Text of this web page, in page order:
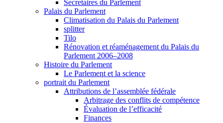
Secretaires du Parlement
Palais du Parlement
Climatisation du Palais du Parlement
splitter
Tilo
Rénovation et réaménagement du Palais du
Parlement 2006–2008
Histoire du Parlement
Le Parlement et la science
portrait du Parlement
Attributions de l’assemblée fédérale
Arbitrage des conflits de compétence
Évaluation de l’efficacité
Finances